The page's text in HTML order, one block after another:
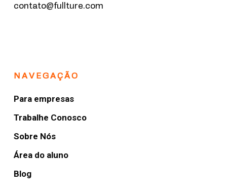
contato@fullture.com
NAVEGAÇÃO
Para empresas
Trabalhe Conosco
Sobre Nós
Área do aluno
Blog